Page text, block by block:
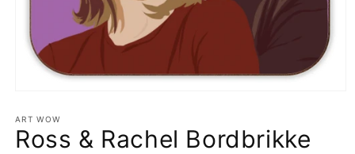
1
i
modal
ART WOW
Ross & Rachel Bordbrikke